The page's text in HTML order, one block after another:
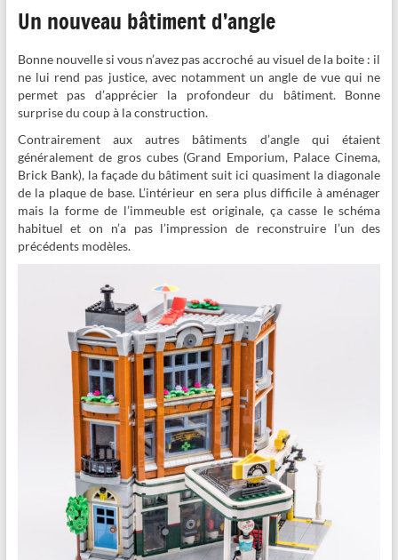
Un nouveau bâtiment d’angle
Bonne nouvelle si vous n’avez pas accroché au visuel de la boite : il
ne lui rend pas justice, avec notamment un angle de vue qui ne
permet pas d’apprécier la profondeur du bâtiment. Bonne
surprise du coup à la construction.
Contrairement aux autres bâtiments d’angle qui étaient
généralement de gros cubes (Grand Emporium, Palace Cinema,
Brick Bank), la façade du bâtiment suit ici quasiment la diagonale
de la plaque de base. L’intérieur en sera plus difficile à aménager
mais la forme de l’immeuble est originale, ça casse le schéma
habituel et on n’a pas l’impression de reconstruire l’un des
précédents modèles.